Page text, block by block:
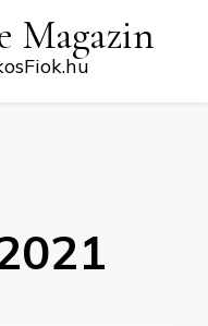
Magazin